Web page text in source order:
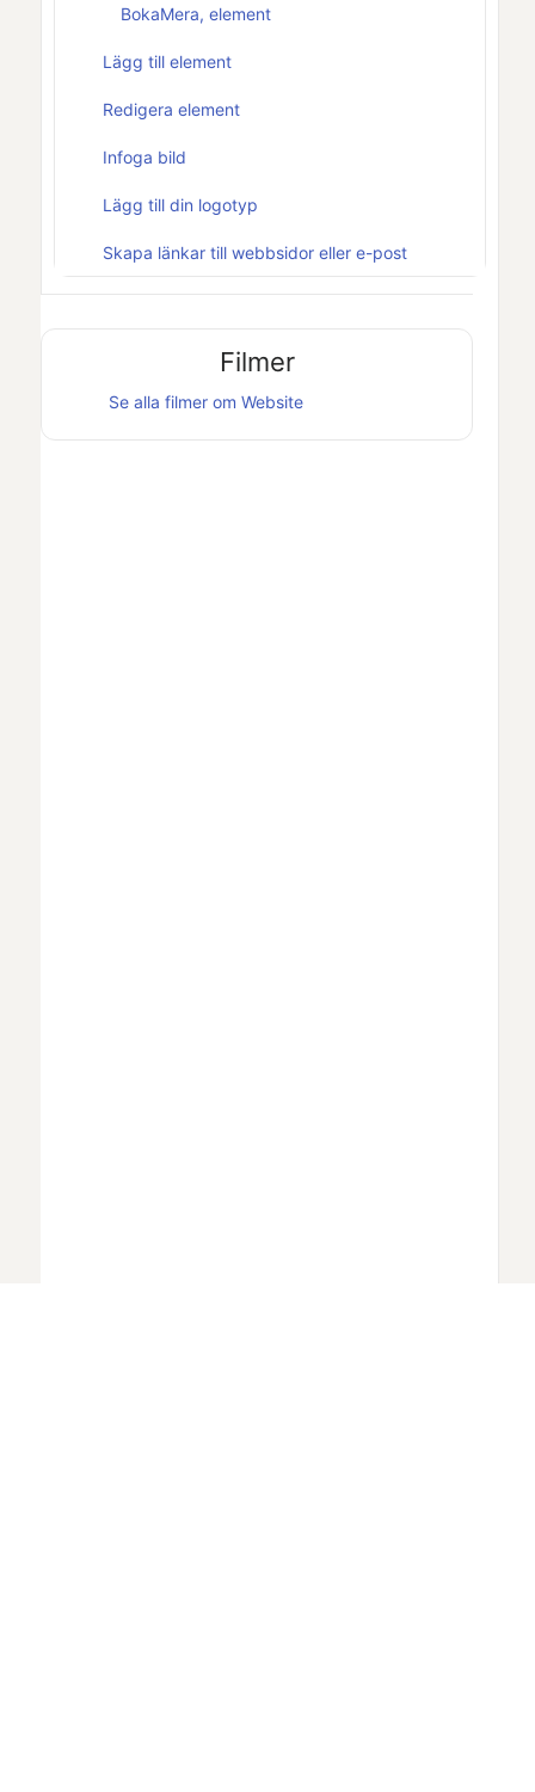
BokaMera, element
Lägg till element
Redigera element
Infoga bild
Lägg till din logotyp
Skapa länkar till webbsidor eller e-post
Filmer
Se alla filmer om Website